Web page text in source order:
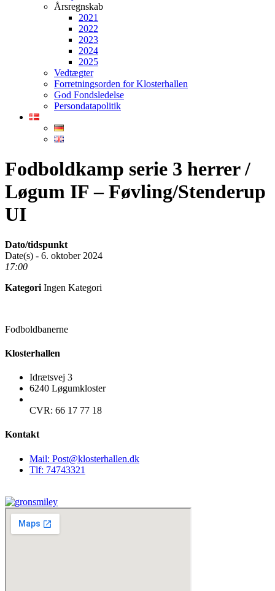
Årsregnskab
2021
2022
2023
2024
2025
Vedtægter
Forretningsorden for Klosterhallen
God Fondsledelse
Persondatapolitik
Fodboldkamp serie 3 herrer /
Løgum IF – Føvling/Stenderup
UI
Dato/tidspunkt
Date(s) - 6. oktober 2024
17:00
Kategori Ingen Kategori
Fodboldbanerne
Klosterhallen
Idrætsvej 3
6240 Løgumkloster
CVR: 66 17 77 18
Kontakt
Mail: Post@klosterhallen.dk
Tlf: 74743321